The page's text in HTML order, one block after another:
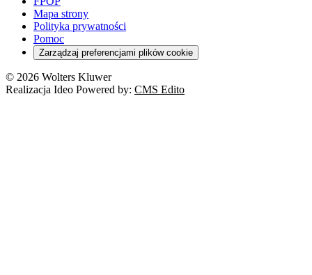
Mapa strony
Polityka prywatności
Pomoc
Zarządzaj preferencjami plików cookie
© 2026 Wolters Kluwer
Realizacja Ideo Powered by: CMS Edito